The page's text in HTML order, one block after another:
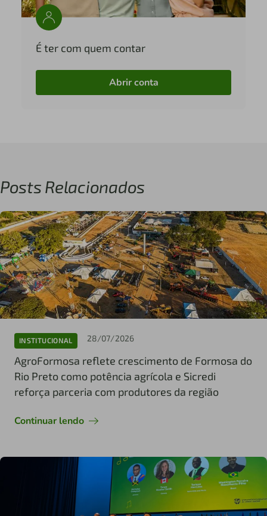
É ter com quem contar
Abrir conta
Posts Relacionados
INSTITUCIONAL 28/07/2026
AgroFormosa reflete crescimento de Formosa do
Rio Preto como potência agrícola e Sicredi
reforça parceria com produtores da região
Continuar lendo